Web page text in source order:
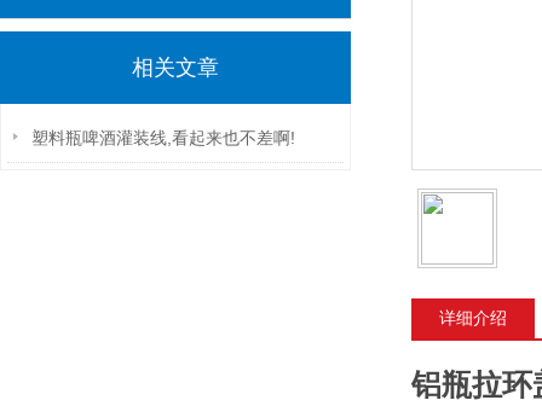
相关文章
塑料瓶啤酒灌装线,看起来也不差啊!
详细介绍
铝瓶拉环